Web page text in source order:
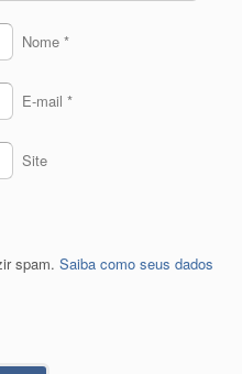
Nome *
E-mail *
Site
spam.Saiba como seus dados